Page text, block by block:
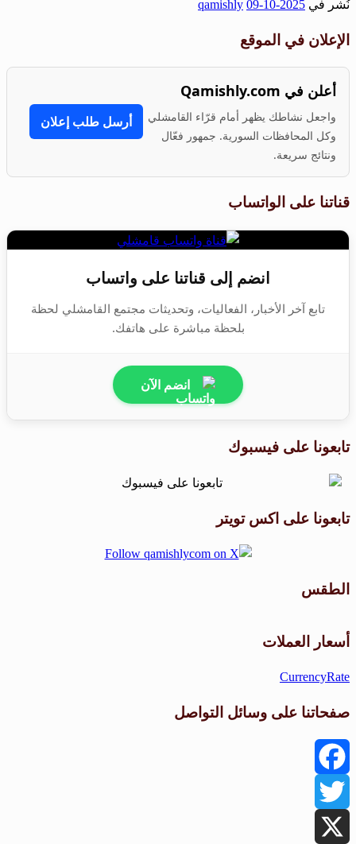
Share
نُشر في 2025-10-09
qamishly
الإعلان في الموقع
أعلن في Qamishly.com
واجعل نشاطك يظهر أمام قرّاء القامشلي
وكل المحافظات السورية. جمهور فعّال
ونتائج سريعة.
أرسل طلب إعلان
قناتنا على الواتساب
انضم إلى قناتنا على واتساب
تابع آخر الأخبار، الفعاليات، وتحديثات مجتمع القامشلي لحظة
بلحظة مباشرة على هاتفك.
انضم الآن
تابعونا على فيسبوك
تابعونا على اكس تويتر
الطقس
أسعار العملات
CurrencyRate
صفحاتنا على وسائل التواصل
Facebook
Twitter